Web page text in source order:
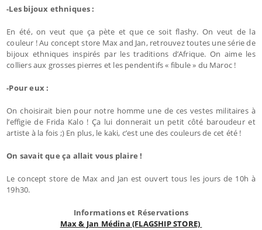
-Les bijoux ethniques :
En été, on veut que ça pète et que ce soit flashy. On veut de la
couleur ! Au concept store Max and Jan, retrouvez toutes une série de
bijoux ethniques inspirés par les traditions d’Afrique. On aime les
colliers aux grosses pierres et les pendentifs « fibule » du Maroc !
-Pour eux :
On choisirait bien pour notre homme une de ces vestes militaires à
l’effigie de Frida Kalo ! Ça lui donnerait un petit côté baroudeur et
artiste à la fois ;) En plus, le kaki, c’est une des couleurs de cet été !
On savait que ça allait vous plaire !
Le concept store de Max and Jan est ouvert tous les jours de 10h à
19h30.
Informations et Réservations
Max & Jan Médina (FLAGSHIP STORE)